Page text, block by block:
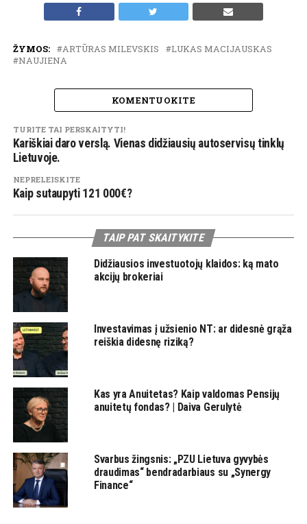
ŽYMOS: ARTŪRAS MILEVSKIS
LUKAS MACIJAUSKAS
NAUJIENA
KOMENTUOKITE
TURITE TAI PERSKAITYTI!
Kariškiai daro verslą. Vienas didžiausių autoservisų tinklų
Lietuvoje.
NEPRELEISKITE
Kaip sutaupyti 121 000€?
TAIP PAT SKAITYKITE
Didžiausios investuotojų klaidos: ką mato
akcijų brokeriai
Investavimas į užsienio NT: ar didesnė grąža
reiškia didesnę riziką?
Kas yra Anuitetas? Kaip valdomas Pensijų
anuitetų fondas? | Daiva Gerulytė
Svarbus žingsnis: „PZU Lietuva gyvybės
draudimas“ bendradarbiaus su „Synergy
Finance“